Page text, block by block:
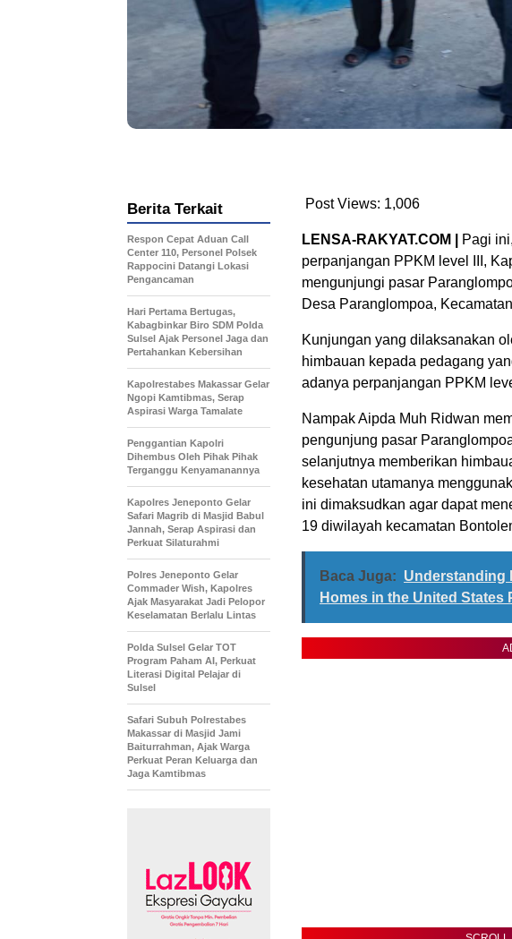
Post Views: 1,006
LENSA-RAKYAT.COM |
Pagi
perpanjangan PPKM level III,
mengunjungi pasar
Desa Paranglompoa,
Kunjungan yang dilaksanakan
himbauan kepada pedagang
adanya perpanjangan PPKM
Nampak Aipda Muh Ridwan
pengunjung pasar
selanjutnya memberikan
kesehatan utamanya
ini dimaksudkan agar dapat
19 diwilayah kecamatan
Baca Juga: Understanding
Homes in the United States
Berita Terkait
Respon Cepat Aduan Call
Center 110, Personel Polsek
Rappocini Datangi Lokasi
Pengancaman
Hari Pertama Bertugas,
Kabagbinkar Biro SDM Polda
Sulsel Ajak Personel Jaga dan
Pertahankan Kebersihan
Kapolrestabes Makassar Gelar
Ngopi Kamtibmas, Serap
Aspirasi Warga Tamalate
Penggantian Kapolri
Dihembus Oleh Pihak Pihak
Terganggu Kenyamanannya
Kapolres Jeneponto Gelar
Safari Magrib di Masjid Babul
Jannah, Serap Aspirasi dan
Perkuat Silaturahmi
Polres Jeneponto Gelar
Commader Wish, Kapolres
Ajak Masyarakat Jadi Pelopor
Keselamatan Berlalu Lintas
Polda Sulsel Gelar TOT
Program Paham AI, Perkuat
Literasi Digital Pelajar di
Sulsel
Safari Subuh Polrestabes
Makassar di Masjid Jami
Baiturrahman, Ajak Warga
Perkuat Peran Keluarga dan
Jaga Kamtibmas